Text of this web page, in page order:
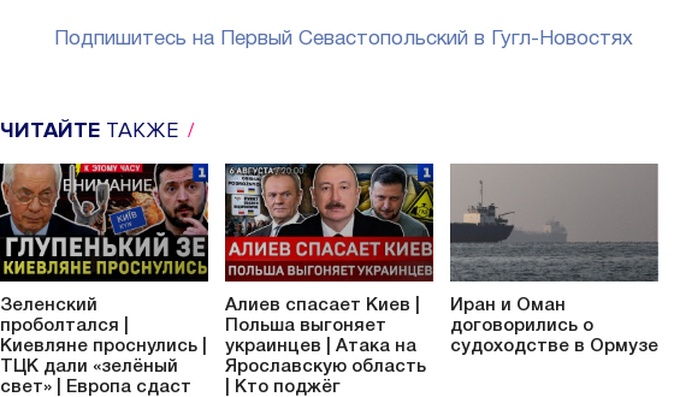
Подпишитесь на Первый Севастопольский в Гугл-Новостях
ЧИТАЙТЕ ТАКЖЕ
Зеленский
проболтался |
Киевляне проснулись |
ТЦК дали «зелёный
свет» | Европа сдаст
Алиев спасает Киев |
Польша выгоняет
украинцев | Атака на
Ярославскую область
| Кто поджёг
Иран и Оман
договорились о
судоходстве в Ормузе